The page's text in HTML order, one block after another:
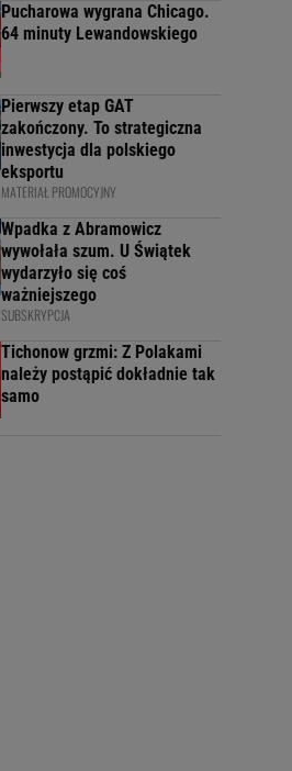
Pucharowa wygrana Chicago.
64 minuty Lewandowskiego
Pierwszy etap GAT
zakończony. To strategiczna
inwestycja dla polskiego
eksportu
MATERIAŁ PROMOCYJNY
Wpadka z Abramowicz
wywołała szum. U Świątek
wydarzyło się coś
ważniejszego
SUBSKRYPCJA
Tichonow grzmi: Z Polakami
należy postąpić dokładnie tak
samo